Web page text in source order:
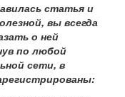
статья и
вы всегда
о ней
по любой
сети, в